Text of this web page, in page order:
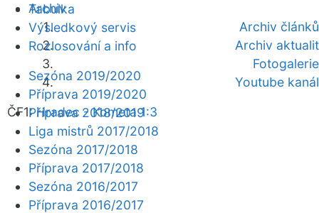
Archiv
Archiv článků
Archiv aktualit
Fotogalerie
Youtube kanál
ČF1:Hradec - Kometa 1:3
Tabulka
Výsledkový servis
Rozlosování a info
Sezóna 2019/2020
Příprava 2019/2020
Příprava 2018/2019
Liga mistrů 2017/2018
Sezóna 2017/2018
Příprava 2017/2018
Sezóna 2016/2017
Příprava 2016/2017